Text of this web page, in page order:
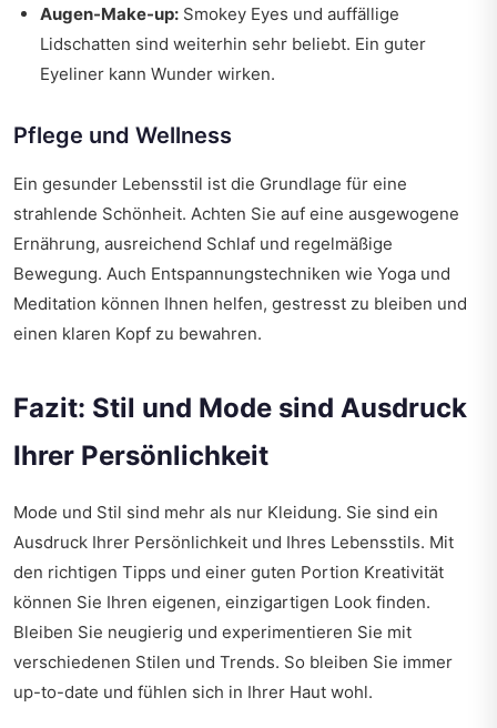
Augen-Make-up: Smokey Eyes und auffällige
Lidschatten sind weiterhin sehr beliebt. Ein guter
Eyeliner kann Wunder wirken.
Pflege und Wellness
Ein gesunder Lebensstil ist die Grundlage für eine
strahlende Schönheit. Achten Sie auf eine ausgewogene
Ernährung, ausreichend Schlaf und regelmäßige
Bewegung. Auch Entspannungstechniken wie Yoga und
Meditation können Ihnen helfen, gestresst zu bleiben und
einen klaren Kopf zu bewahren.
Fazit: Stil und Mode sind Ausdruck
Ihrer Persönlichkeit
Mode und Stil sind mehr als nur Kleidung. Sie sind ein
Ausdruck Ihrer Persönlichkeit und Ihres Lebensstils. Mit
den richtigen Tipps und einer guten Portion Kreativität
können Sie Ihren eigenen, einzigartigen Look finden.
Bleiben Sie neugierig und experimentieren Sie mit
verschiedenen Stilen und Trends. So bleiben Sie immer
up-to-date und fühlen sich in Ihrer Haut wohl.